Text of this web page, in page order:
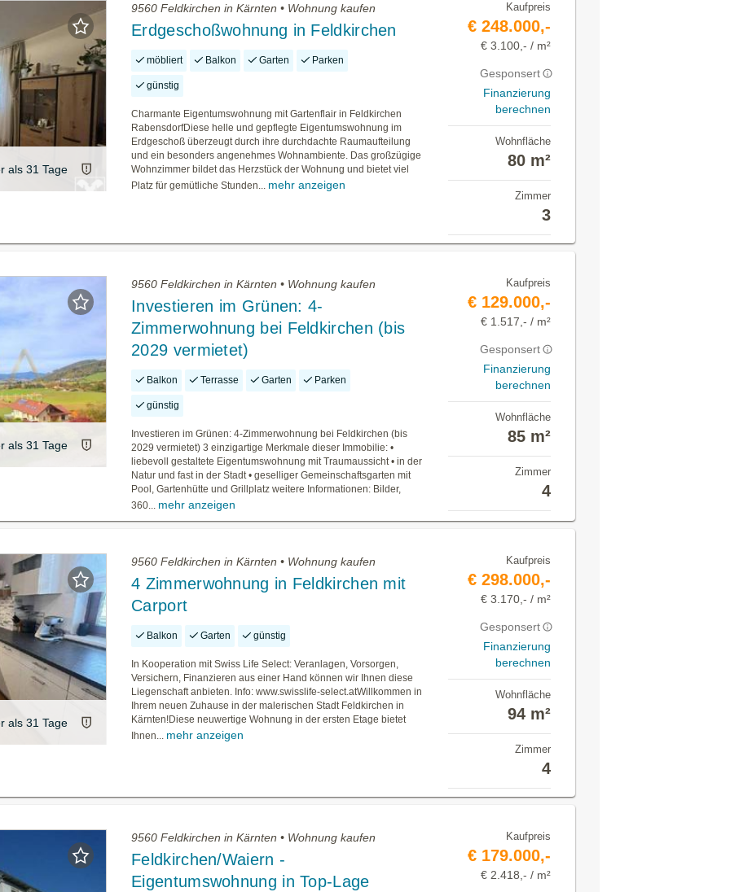
als 31 Tage
9560 Feldkirchen in Kärnten • Wohnung kaufen
Erdgeschoßwohnung in Feldkirchen
möbliert Balkon Garten Parken
günstig
Charmante Eigentumswohnung mit Gartenflair in Feldkirchen
RabensdorfDiese helle und gepflegte Eigentumswohnung im
Erdgeschoß überzeugt durch ihre durchdachte Raumaufteilung
und ein besonders angenehmes Wohnambiente. Das großzügige
Wohnzimmer bildet das Herzstück der Wohnung und bietet viel
Platz für gemütliche Stunden... mehr anzeigen
Kaufpreis
€ 248.000,-
€ 3.100,- / m²
Gesponsert
Finanzierung
berechnen
Wohnfläche
80 m²
Zimmer
3
als 31 Tage
9560 Feldkirchen in Kärnten • Wohnung kaufen
Investieren im Grünen: 4-
Zimmerwohnung bei Feldkirchen (bis
2029 vermietet)
Balkon Terrasse Garten Parken
günstig
Investieren im Grünen: 4-Zimmerwohnung bei Feldkirchen (bis
2029 vermietet) 3 einzigartige Merkmale dieser Immobilie: •
liebevoll gestaltete Eigentumswohnung mit Traumaussicht • in der
Natur und fast in der Stadt • geselliger Gemeinschaftsgarten mit
Pool, Gartenhütte und Grillplatz weitere Informationen: Bilder,
360... mehr anzeigen
Kaufpreis
€ 129.000,-
€ 1.517,- / m²
Gesponsert
Finanzierung
berechnen
Wohnfläche
85 m²
Zimmer
4
als 31 Tage
9560 Feldkirchen in Kärnten • Wohnung kaufen
4 Zimmerwohnung in Feldkirchen mit
Carport
Balkon Garten günstig
In Kooperation mit Swiss Life Select: Veranlagen, Vorsorgen,
Versichern, Finanzieren aus einer Hand können wir Ihnen diese
Liegenschaft anbieten. Info: www.swisslife-select.atWillkommen in
Ihrem neuen Zuhause in der malerischen Stadt Feldkirchen in
Kärnten!Diese neuwertige Wohnung in der ersten Etage bietet
Ihnen... mehr anzeigen
Kaufpreis
€ 298.000,-
€ 3.170,- / m²
Gesponsert
Finanzierung
berechnen
Wohnfläche
94 m²
Zimmer
4
9560 Feldkirchen in Kärnten • Wohnung kaufen
Feldkirchen/Waiern -
Eigentumswohnung in Top-Lage
Kaufpreis
€ 179.000,-
€ 2.418,- / m²